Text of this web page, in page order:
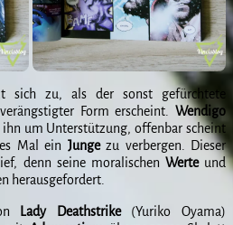
sich zu, als der sonst gefürchtete
Form erscheint. Wendigo
um Unterstützung, offenbar scheint
Mal ein Jungezu verbergen. Dieser
denn seine moralischen Werteund
herausgefordert.
Lady Deathstrike(Yuriko Oyama)